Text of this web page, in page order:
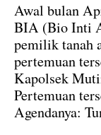
Awal bulan
BIA (Bio Inti
pemilik tanah
pertemuan
Kapolsek
Pertemuan
Agendanya: